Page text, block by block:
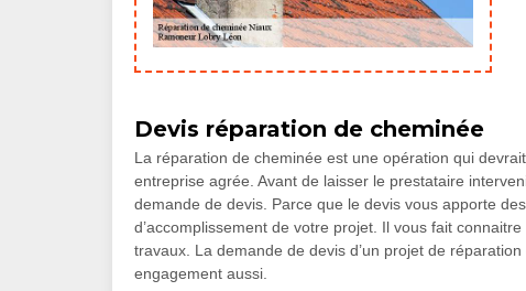
Devis réparation de cheminée
La réparation de cheminée est une opération qui
entreprise agrée. Avant de laisser le prestataire
demande de devis. Parce que le devis vous apporte
d’accomplissement de votre projet. Il vous fait
travaux. La demande de devis d’un projet de
engagement aussi.